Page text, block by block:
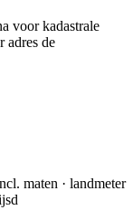
voor kadastrale
adres de
maten · landmeter